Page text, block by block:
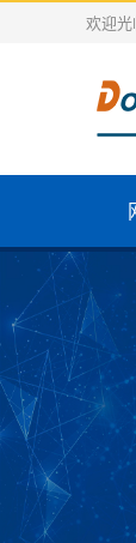
欢迎光